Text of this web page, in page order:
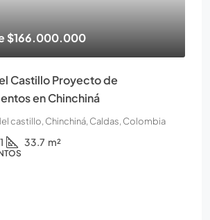
$166.000.000
Castillo Proyecto de
en Chinchiná
castillo, Chinchiná, Caldas, Colombia
1 33.7 m²